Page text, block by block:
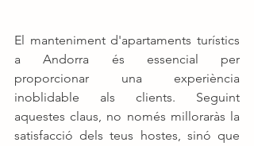
El manteniment d'apartaments turístics
a Andorra és essencial per
proporcionar una experiència
inoblidable als clients. Seguint
aquestes claus, no només milloraràs la
satisfacció dels teus hostes, sinó que